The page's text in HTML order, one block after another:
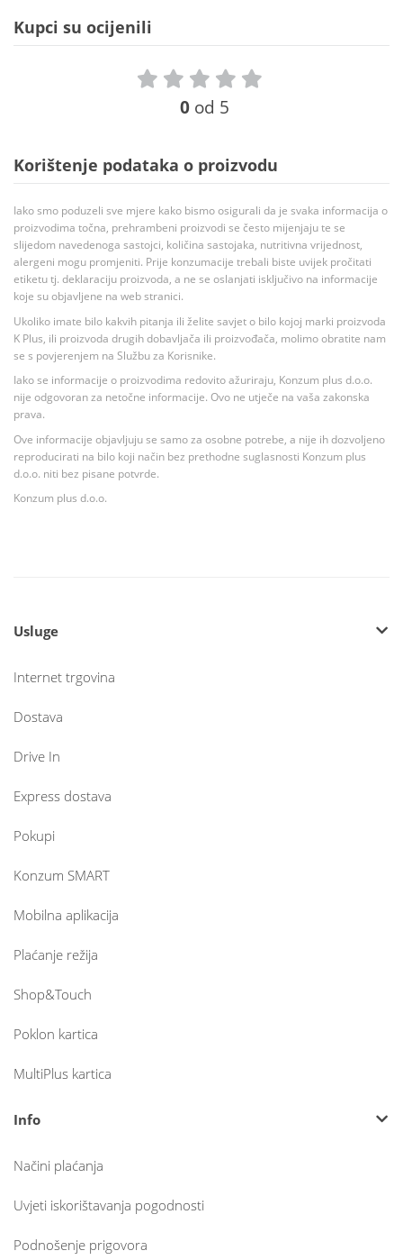
Kupci su ocijenili
0 od 5
Korištenje podataka o proizvodu
Iako smo poduzeli sve mjere kako bismo osigurali da je svaka informacija o
proizvodima točna, prehrambeni proizvodi se često mijenjaju te se
slijedom navedenoga sastojci, količina sastojaka, nutritivna vrijednost,
alergeni mogu promjeniti. Prije konzumacije trebali biste uvijek pročitati
etiketu tj. deklaraciju proizvoda, a ne se oslanjati isključivo na informacije
koje su objavljene na web stranici.
Ukoliko imate bilo kakvih pitanja ili želite savjet o bilo kojoj marki proizvoda
K Plus, ili proizvoda drugih dobavljača ili proizvođača, molimo obratite nam
se s povjerenjem na Službu za Korisnike.
Iako se informacije o proizvodima redovito ažuriraju, Konzum plus d.o.o.
nije odgovoran za netočne informacije. Ovo ne utječe na vaša zakonska
prava.
Ove informacije objavljuju se samo za osobne potrebe, a nije ih dozvoljeno
reproducirati na bilo koji način bez prethodne suglasnosti Konzum plus
d.o.o. niti bez pisane potvrde.
Konzum plus d.o.o.
Usluge
Internet trgovina
Dostava
Drive In
Express dostava
Pokupi
Konzum SMART
Mobilna aplikacija
Plaćanje režija
Shop&Touch
Poklon kartica
MultiPlus kartica
Info
Načini plaćanja
Uvjeti iskorištavanja pogodnosti
Podnošenje prigovora